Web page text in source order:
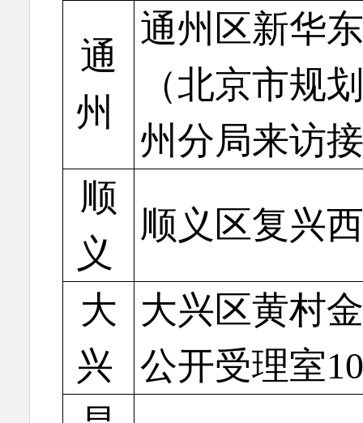
通
州
通州区新华
（北京市规
州分局来访
顺
义
顺义区复兴
大
兴
大兴区黄村
公开受理室